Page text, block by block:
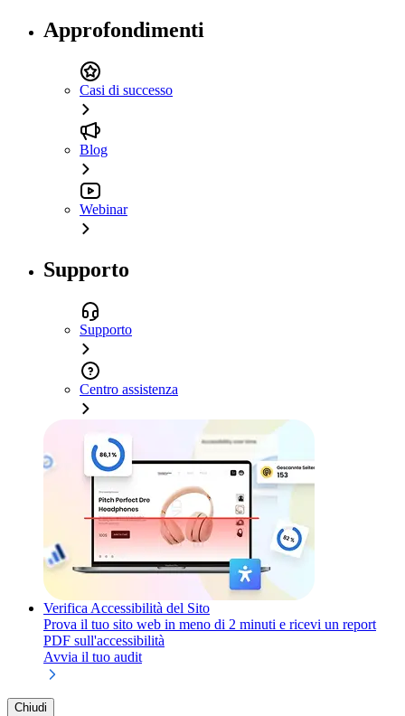
Approfondimenti
Casi di successo
Blog
Webinar
Supporto
Supporto
Centro assistenza
Verifica Accessibilità del Sito
Prova il tuo sito web in meno di 2 minuti e ricevi un report
PDF sull'accessibilità
Avvia il tuo audit
Chiudi